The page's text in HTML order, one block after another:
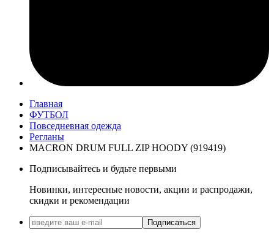
Главная
ФУТБОЛ
Повседневная одежда
Регланы
MACRON DRUM FULL ZIP HOODY (919419)
Подписывайтесь и будьте первыми
Новинки, интересные новости, акции и распродажи,
скидки и рекомендации
Подписаться